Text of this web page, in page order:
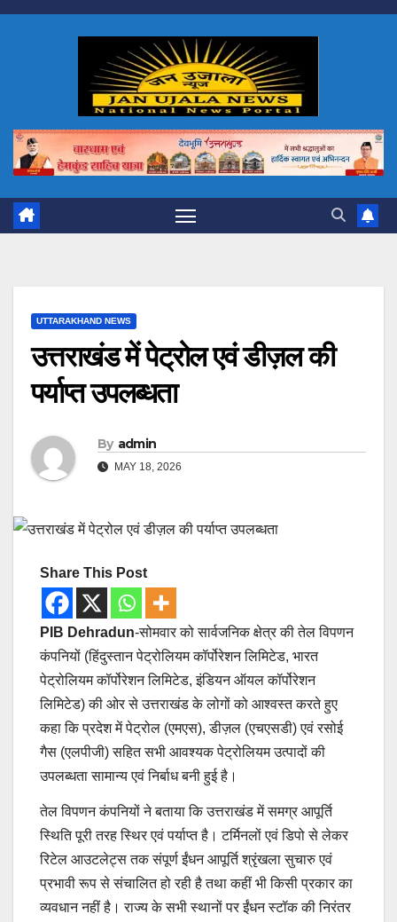
Skip
UTTARAKHAND NEWS
उत्तराखंड में पेट्रोल एवं डीज़ल की
पर्याप्त उपलब्धता
By admin
MAY 18, 2026
Share This Post
PIB Dehradun-सोमवार को सार्वजनिक क्षेत्र की तेल विपणन
कंपनियों (हिंदुस्तान पेट्रोलियम कॉर्पोरेशन लिमिटेड, भारत
पेट्रोलियम कॉर्पोरेशन लिमिटेड, इंडियन ऑयल कॉर्पोरेशन
लिमिटेड) की ओर से उत्तराखंड के लोगों को आश्वस्त करते हुए
कहा कि प्रदेश में पेट्रोल (एमएस), डीज़ल (एचएसडी) एवं रसोई
गैस (एलपीजी) सहित सभी आवश्यक पेट्रोलियम उत्पादों की
उपलब्धता सामान्य एवं निर्बाध बनी हुई है।
तेल विपणन कंपनियों ने बताया कि उत्तराखंड में समग्र आपूर्ति
स्थिति पूरी तरह स्थिर एवं पर्याप्त है। टर्मिनलों एवं डिपो से लेकर
रिटेल आउटलेट्स तक संपूर्ण ईंधन आपूर्ति श्रृंखला सुचारु एवं
प्रभावी रूप से संचालित हो रही है तथा कहीं भी किसी प्रकार का
व्यवधान नहीं है। राज्य के सभी स्थानों पर ईंधन स्टॉक की निरंतर